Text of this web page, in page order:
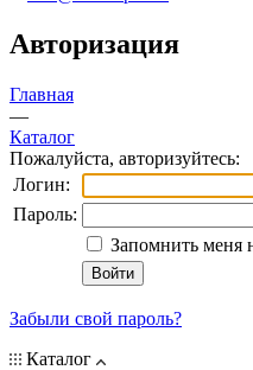
Авторизация
Главная
—
Каталог
Пожалуйста, авторизуйтесь:
Логин:
Пароль:
Запомнить меня
Забыли свой пароль?
Каталог